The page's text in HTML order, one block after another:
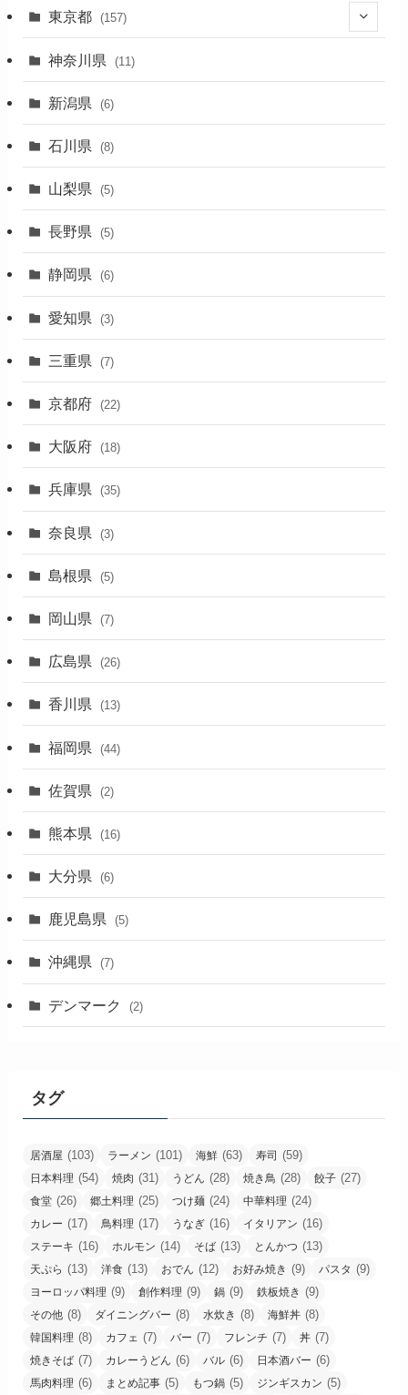
東京都 (157)
(36)
(11)
(1)
(5)
(1)
(11)
(4)
(4)
(17)
(1)
神奈川県 (11)
新潟県 (6)
石川県 (8)
山梨県 (5)
長野県 (5)
静岡県 (6)
愛知県 (3)
三重県 (7)
京都府 (22)
大阪府 (18)
兵庫県 (35)
奈良県 (3)
島根県 (5)
岡山県 (7)
広島県 (26)
香川県 (13)
福岡県 (44)
佐賀県 (2)
熊本県 (16)
大分県 (6)
鹿児島県 (5)
沖縄県 (7)
デンマーク (2)
タグ
居酒屋 (103) ラーメン (101) 海鮮 (63) 寿司 (59)
日本料理 (54) 焼肉 (31) うどん (28) 焼き鳥 (28) 餃子 (27)
食堂 (26) 郷土料理 (25) つけ麺 (24) 中華料理 (24)
カレー (17) 鳥料理 (17) うなぎ (16) イタリアン (16)
ステーキ (16) ホルモン (14) そば (13) とんかつ (13)
天ぷら (13) 洋食 (13) おでん (12) お好み焼き (9) パスタ (9)
ヨーロッパ料理 (9) 創作料理 (9) 鍋 (9) 鉄板焼き (9)
その他 (8) ダイニングバー (8) 水炊き (8) 海鮮丼 (8)
韓国料理 (8) カフェ (7) バー (7) フレンチ (7) 丼 (7)
焼きそば (7) カレーうどん (6) バル (6) 日本酒バー (6)
馬肉料理 (6) まとめ記事 (5) もつ鍋 (5) ジンギスカン (5)